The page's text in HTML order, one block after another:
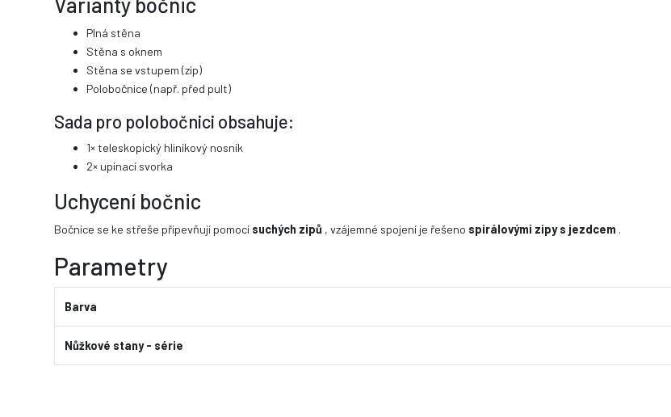
Plná stěna
Stěna s oknem
Stěna se vstupem (zip)
Polobočnice (např. před pult)
Sada pro polobočnici obsahuje:
1× teleskopický hliníkový nosník
2× upínací svorka
Uchycení bočnic
Bočnice se ke střeše připevňují pomocí suchých zipů , vzájemné spojení je řešeno spirálovými zipy s jezdcem .
Parametry
Barva
Nůžkové stany - série